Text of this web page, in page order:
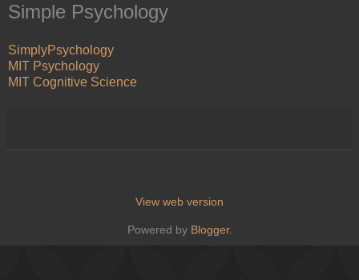
Simple Psychology
SimplyPsychology
MIT Psychology
MIT Cognitive Science
View web version
Powered by Blogger.